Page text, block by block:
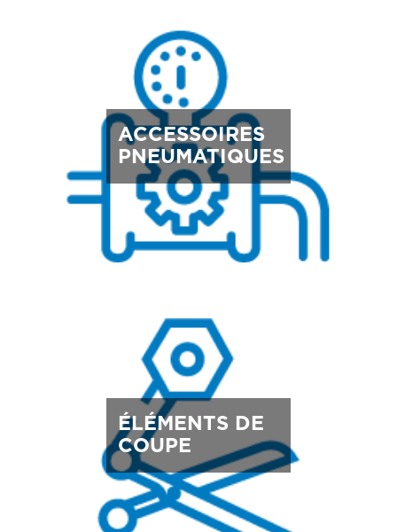
ACCESSOIRES
PNEUMATIQUES
ÉLÉMENTS DE
COUPE